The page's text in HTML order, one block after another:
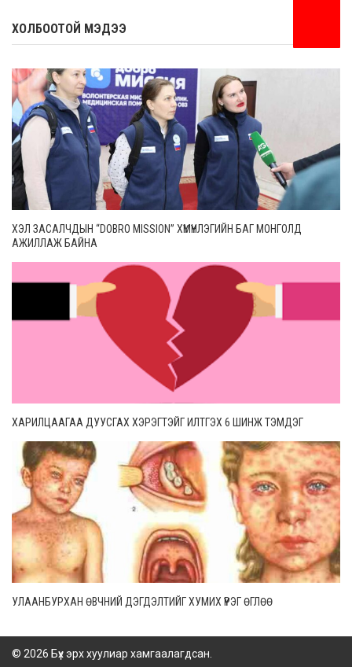
ХОЛБООТОЙ МЭДЭЭ
ХЭЛ ЗАСАЛЧДЫН “DOBRO MISSION” ХҮМҮҮНЛЭГИЙН БАГ МОНГОЛД
АЖИЛЛАЖ БАЙНА
ХАРИЛЦААГАА ДУУСГАХ ХЭРЭГТЭЙГ ИЛТГЭХ 6 ШИНЖ ТЭМДЭГ
УЛААНБУРХАН ӨВЧНИЙ ДЭГДЭЛТИЙГ ХУМИХ ҮҮРЭГ ӨГЛӨӨ
© 2026 Бүх эрх хуулиар хамгаалагдсан.